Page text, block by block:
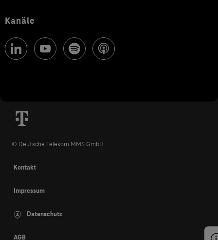
Kanäle
© Deutsche Telekom MMS GmbH
Kontakt
Impressum
Datenschutz
AGB